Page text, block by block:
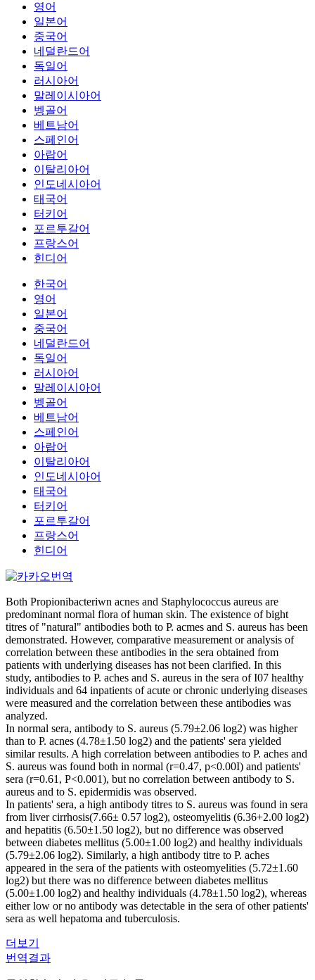
영어
일본어
중국어
네덜란드어
독일어
러시아어
말레이시아어
벵골어
베트남어
스페인어
아랍어
이탈리아어
인도네시아어
태국어
터키어
포르투갈어
프랑스어
힌디어
한국어
영어
일본어
중국어
네덜란드어
독일어
러시아어
말레이시아어
벵골어
베트남어
스페인어
아랍어
이탈리아어
인도네시아어
태국어
터키어
포르투갈어
프랑스어
힌디어
Both Propionibacteriwn acnes and Staphylococcus aureus are
predominant normal flora of human skin. The existence of bight
titres of "natural" antibodies both to P. acmes and S. aureus has been
demonstrated. However, comparative measurement or analysis of
correlation between these antibodies in the sera obtained from
patients with underlying diseases has not been clarified. In this
study, antibodies to P. aches and S. aureus in the sera of I07 healthy
individuals and 64 inpatients of acute or chronic underlying diseases
were measured and the correlation between these antibodies was
analyzed.
In normal sera, antibody to S. aureus (5.79±2.06 log2) was higher
than to P. acnes (4.78±1.50 log2) and the patients' sera yielded
similar results. A high correlation between antibodies to P. aches and
S. aureus was found both in normal (r=0.47, p<0.00I) and patients'
sera (r=0.61, P<0.001), but no correlation between antibody to S.
aureus and to S. epidermidis was observed.
In patients' sera, a high antibody titres to S. aureus was found in sera
from liver cirrhosis(7.66± 0.57 log2), osteomyelitis (6.36+2.00 log2)
and hepatitis (6.50±1.50 log2), but no difference was observed
between diabetes mellitus (5.00±1.00 log2) and healthy individuals
(5.79±2.06 log2). Similarly, a high antibody titre to P. aches
appeared in the sera of the patients with osteomyelities (5.72±1.60
log2) but there was no difference between diabetes mellitus
(5.00±1.00 log2) and healthy individuals (4.78±1.50 log2), whereas
either low or no antibody was detectable in the sera of other patients'
sera as well hepatoma and tuberculosis.
더보기
번역결과